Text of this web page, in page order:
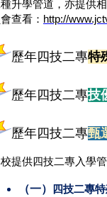
種升學管道，亦提供
查看： http://
歷年四技二專特
歷年四技二專技
歷年四技二專甄
提供四技二專入學管
（一） 四技二專